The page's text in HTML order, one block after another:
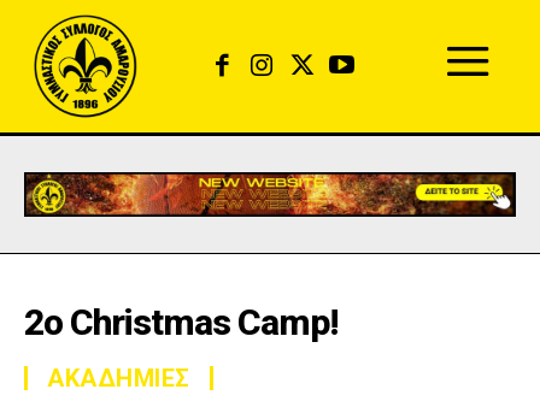
2ο Christmas Camp!
ΑΚΑΔΗΜΙΕΣ